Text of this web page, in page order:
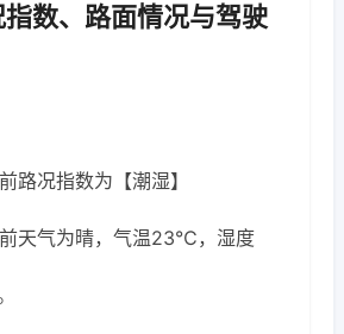
数、路面情况与驾驶
路况指数为【潮湿】
天气为晴，气温23℃，湿度